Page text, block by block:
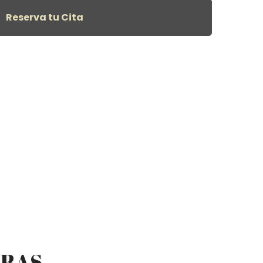
Reserva tu Cita